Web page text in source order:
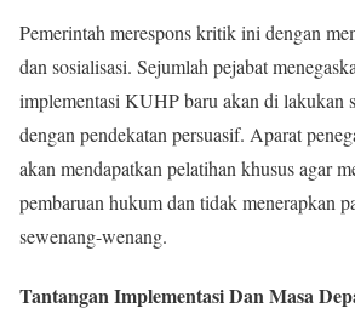
Pemerintah merespons kritik ini dengan
dan sosialisasi. Sejumlah pejabat
implementasi KUHP baru akan di lakukan
dengan pendekatan persuasif. Aparat
akan mendapatkan pelatihan khusus agar
pembaruan hukum dan tidak menerapkan
sewenang-wenang.
Tantangan Implementasi Dan Masa